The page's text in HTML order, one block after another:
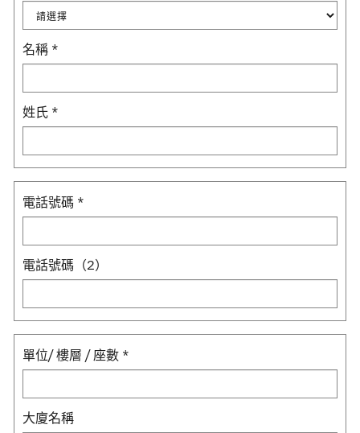
名稱 *
姓氏 *
電話號碼 *
電話號碼（2）
單位/ 樓層 / 座數 *
大廈名稱